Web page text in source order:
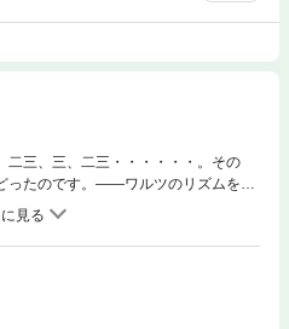
二三、三、二三・・・・・・。その
ったのです。——ワルツのリズムを背
みずみずしい感性を描く。切なくも温